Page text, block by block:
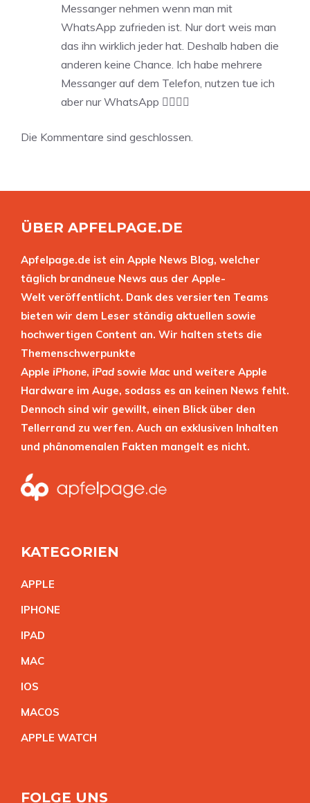
Messanger nehmen wenn man mit
WhatsApp zufrieden ist. Nur dort weis man
das ihn wirklich jeder hat. Deshalb haben die
anderen keine Chance. Ich habe mehrere
Messanger auf dem Telefon, nutzen tue ich
aber nur WhatsApp 🤷‍♂️🤷‍♂️
Die Kommentare sind geschlossen.
ÜBER APFELPAGE.DE
Apfelpage.de ist ein Apple News Blog, welcher
täglich brandneue News aus der Apple-
Welt veröffentlicht. Dank des versierten Teams
bieten wir dem Leser ständig aktuellen sowie
hochwertigen Content an. Wir halten stets die
Themenschwerpunkte
Apple iPhone, iPad sowie Mac und weitere Apple
Hardware im Auge, sodass es an keinen News fehlt.
Dennoch sind wir gewillt, einen Blick über den
Tellerrand zu werfen. Auch an exklusiven Inhalten
und phänomenalen Fakten mangelt es nicht.
KATEGORIEN
APPLE
IPHONE
IPAD
MAC
IOS
MACOS
APPLE WATCH
FOLGE UNS